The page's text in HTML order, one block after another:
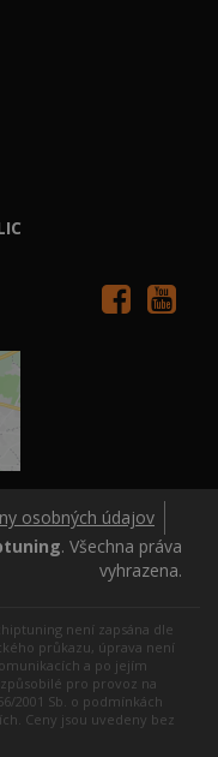
osobných údajov
. Všechna práva
vyhrazena.
není zapsána dle
průkazu, úprava není
a po jejím
pro provoz na
2001 Sb. o podmínkách
Ceny jsou uvedeny bez